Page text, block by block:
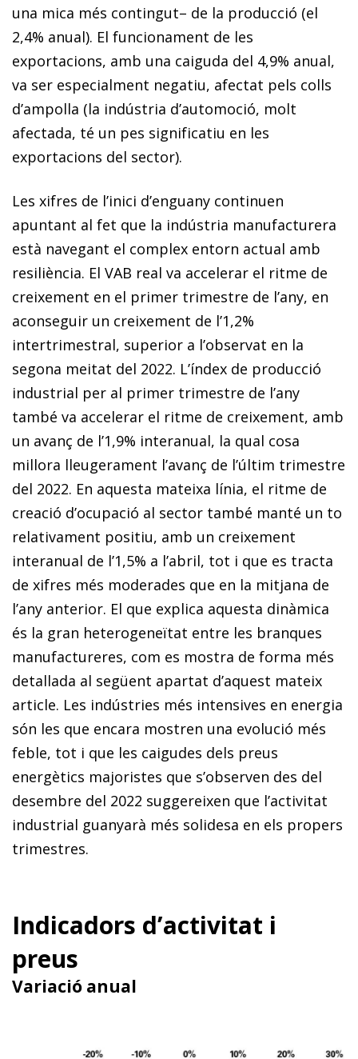
una mica més contingut– de la producció (el
2,4% anual). El funcionament de les
exportacions, amb una caiguda del 4,9% anual,
va ser especialment negatiu, afectat pels colls
d’ampolla (la indústria d’automoció, molt
afectada, té un pes significatiu en les
exportacions del sector).
Les xifres de l’inici d’enguany continuen
apuntant al fet que la indústria manufacturera
està navegant el complex entorn actual amb
resiliència. El VAB real va accelerar el ritme de
creixement en el primer trimestre de l’any, en
aconseguir un creixement de l’1,2%
intertrimestral, superior a l’observat en la
segona meitat del 2022. L’índex de producció
industrial per al primer trimestre de l’any
també va accelerar el ritme de creixement, amb
un avanç de l’1,9% interanual, la qual cosa
millora lleugerament l’avanç de l’últim trimestre
del 2022. En aquesta mateixa línia, el ritme de
creació d’ocupació al sector també manté un to
relativament positiu, amb un creixement
interanual de l’1,5% a l’abril, tot i que es tracta
de xifres més moderades que en la mitjana de
l’any anterior. El que explica aquesta dinàmica
és la gran heterogeneïtat entre les branques
manufactureres, com es mostra de forma més
detallada al següent apartat d’aquest mateix
article. Les indústries més intensives en energia
són les que encara mostren una evolució més
feble, tot i que les caigudes dels preus
energètics majoristes que s’observen des del
desembre del 2022 suggereixen que l’activitat
industrial guanyarà més solidesa en els propers
trimestres.
Indicadors d’activitat i
preus
Variació anual